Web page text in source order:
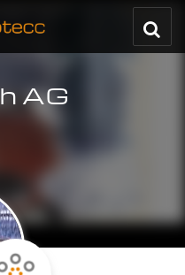
AG